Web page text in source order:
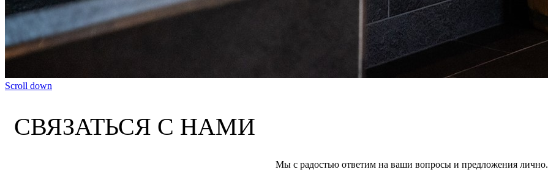
Scroll down
СВЯЗАТЬСЯ С НАМИ
Мы с радостью ответим на ваши вопросы и предложения лично.